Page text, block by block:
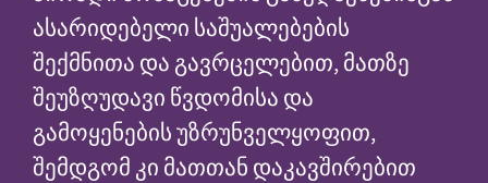
ასარიდებელი საშუალებების
შექმნითა და გავრცელებით, მათზე
შეუზღუდავი წვდომისა და
გამოყენების უზრუნველყოფით,
შემდგომ კი მათთან დაკავშირებით